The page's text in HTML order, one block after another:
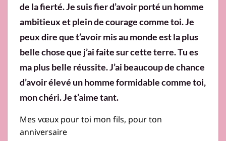
de la fierté. Je suis fier d’avoir porté un homme
ambitieux et plein de courage comme toi. Je
peux dire que t’avoir mis au monde est la plus
belle chose que j’ai faite sur cette terre. Tu es
ma plus belle réussite. J’ai beaucoup de chance
d’avoir élevé un homme formidable comme toi,
mon chéri. Je t’aime tant.
Mes vœux pour toi mon fils, pour ton
anniversaire